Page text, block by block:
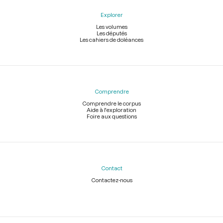
Explorer
Les volumes
Les députés
Les cahiers de doléances
Comprendre
Comprendre le corpus
Aide à l'exploration
Foire aux questions
Contact
Contactez-nous
Légal